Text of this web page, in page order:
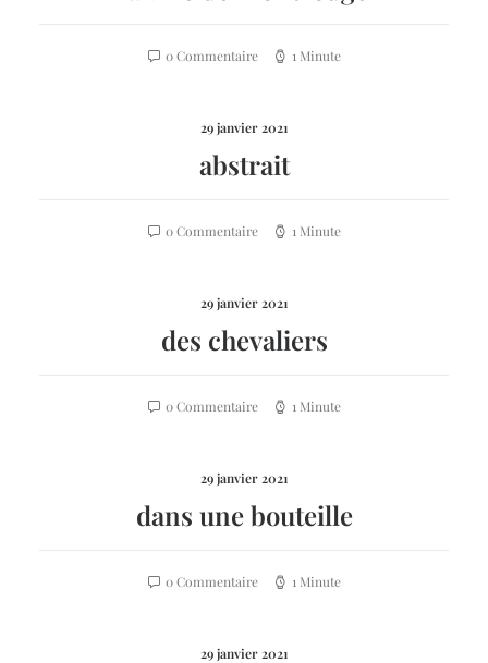
0 Commentaire 1 Minute
29 janvier 2021
abstrait
0 Commentaire 1 Minute
29 janvier 2021
des chevaliers
0 Commentaire 1 Minute
29 janvier 2021
dans une bouteille
0 Commentaire 1 Minute
29 janvier 2021